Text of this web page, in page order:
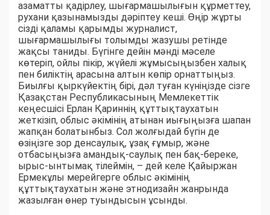
азаматты қадірлеу, шығармашылығын құрметтеу,
рухани қазынамызды дәріптеу кеші. Өңір жұрты
сізді қаламы қарымды журналист,
шығармашылығы толымды жазушы ретінде
жақсы таниды. Бүгінге дейін мәнді мәселе
көтеріп, ойлы пікір, жүйелі жұмысыңызбен халық
пен биліктің арасына алтын көпір орнаттыңыз.
Биылғы қыркүйектің бірі, дәл туған күніңізде сізге
Қазақстан Республикасының Мемлекеттік
кеңесшісі Ерлан Қариннің құттықтаухатын
жеткізіп, облыс әкімінің атынан иығыңызға шапан
жапқан болатынбыз. Сол жолғыдай бүгін де
өзіңізге зор денсаулық, ұзақ ғұмыр, және
отбасыңызға амандық-саулық пен бақ-береке,
ырыс-ынтымақ тілеймін, – дей келе Қайыржан
Ермекұлы мерейгерге облыс әкімінің
құттықтаухатын және этнодизайн жанрында
жазылған өнер туындысын ұсынды.